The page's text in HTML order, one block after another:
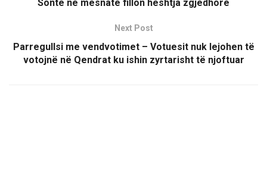
Sonte në mesnatë fillon heshtja zgjedhore
Next Post
Parregullsi me vendvotimet – Votuesit nuk lejohen të
votojnë në Qendrat ku ishin zyrtarisht të njoftuar